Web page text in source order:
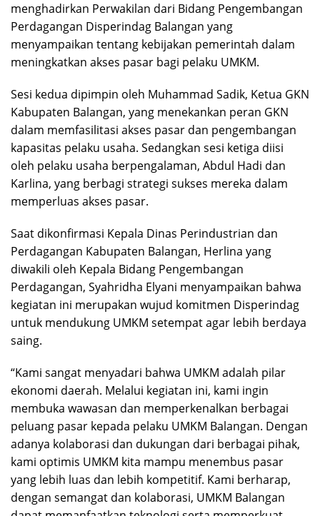
menghadirkan Perwakilan dari Bidang Pengembangan
Perdagangan Disperindag Balangan yang
menyampaikan tentang kebijakan pemerintah dalam
meningkatkan akses pasar bagi pelaku UMKM.
Sesi kedua dipimpin oleh Muhammad Sadik, Ketua GKN
Kabupaten Balangan, yang menekankan peran GKN
dalam memfasilitasi akses pasar dan pengembangan
kapasitas pelaku usaha. Sedangkan sesi ketiga diisi
oleh pelaku usaha berpengalaman, Abdul Hadi dan
Karlina, yang berbagi strategi sukses mereka dalam
memperluas akses pasar.
Saat dikonfirmasi Kepala Dinas Perindustrian dan
Perdagangan Kabupaten Balangan, Herlina yang
diwakili oleh Kepala Bidang Pengembangan
Perdagangan, Syahridha Elyani menyampaikan bahwa
kegiatan ini merupakan wujud komitmen Disperindag
untuk mendukung UMKM setempat agar lebih berdaya
saing.
“Kami sangat menyadari bahwa UMKM adalah pilar
ekonomi daerah. Melalui kegiatan ini, kami ingin
membuka wawasan dan memperkenalkan berbagai
peluang pasar kepada pelaku UMKM Balangan. Dengan
adanya kolaborasi dan dukungan dari berbagai pihak,
kami optimis UMKM kita mampu menembus pasar
yang lebih luas dan lebih kompetitif. Kami berharap,
dengan semangat dan kolaborasi, UMKM Balangan